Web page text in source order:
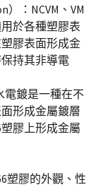
：NCVM、VM
於各種塑膠表
膠表面形成金
持其非導電
電鍍是一種在不
形成金屬鍍層
膠上形成金屬
塑膠的外觀、性